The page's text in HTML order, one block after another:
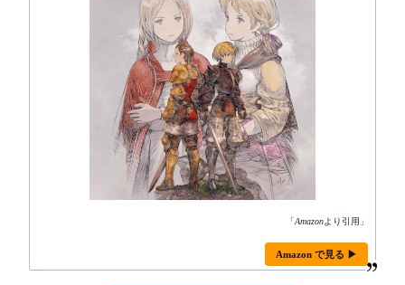
「Amazonより引用」
Amazon で見る ▶